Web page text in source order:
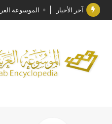
آخر الأخبار الموسوعة
جائزة مجمع
الأستاذ إياد
السيد محمد